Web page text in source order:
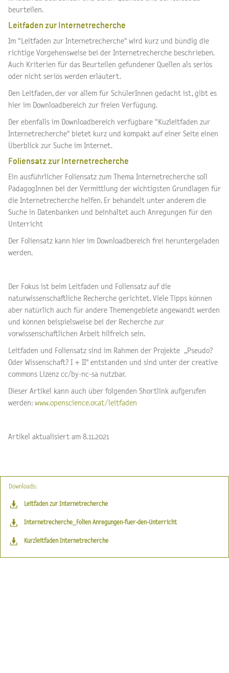
beurteilen.
Leitfaden zur Internetrecherche
Im "Leitfaden zur Internetrecherche" wird kurz und bündig die
richtige Vorgehensweise bei der Internetrecherche beschrieben.
Auch Kriterien für das Beurteilen gefundener Quellen als seriös
oder nicht seriös werden erläutert.
Den Leitfaden, der vor allem für SchülerInnen gedacht ist, gibt es
hier im Downloadbereich zur freien Verfügung.
Der ebenfalls im Downloadbereich verfügbare "Kuzleitfaden zur
Internetrecherche" bietet kurz und kompakt auf einer Seite einen
Überblick zur Suche im Internet.
Foliensatz zur Internetrecherche
Ein ausführlicher Foliensatz zum Thema Internetrecherche soll
PädagogInnen bei der Vermittlung der wichtigsten Grundlagen für
die Internetrecherche helfen. Er behandelt unter anderem die
Suche in Datenbanken und beinhaltet auch Anregungen für den
Unterricht
Der Foliensatz kann hier im Downloadbereich frei heruntergeladen
werden.
Der Fokus ist beim Leitfaden und Foliensatz auf die
naturwissenschaftliche Recherche gerichtet. Viele Tipps können
aber natürlich auch für andere Themengebiete angewandt werden
und können beispielsweise bei der Recherche zur
vorwissenschaftlichen Arbeit hilfreich sein.
Leitfaden und Foliensatz sind im Rahmen der Projekte „Pseudo?
Oder Wissenschaft? I + II" entstanden und sind unter der creative
commons Lizenz cc/by-nc-sa nutzbar.
Dieser Artikel kann auch über folgenden Shortlink aufgerufen
werden: www.openscience.or.at/leitfaden
Artikel aktualisiert am 8.11.2021
Downloads:
Leitfaden zur Internetrecherche
Internetrecherche_Folien Anregungen-fuer-den-Unterricht
Kurzleitfaden Internetrecherche